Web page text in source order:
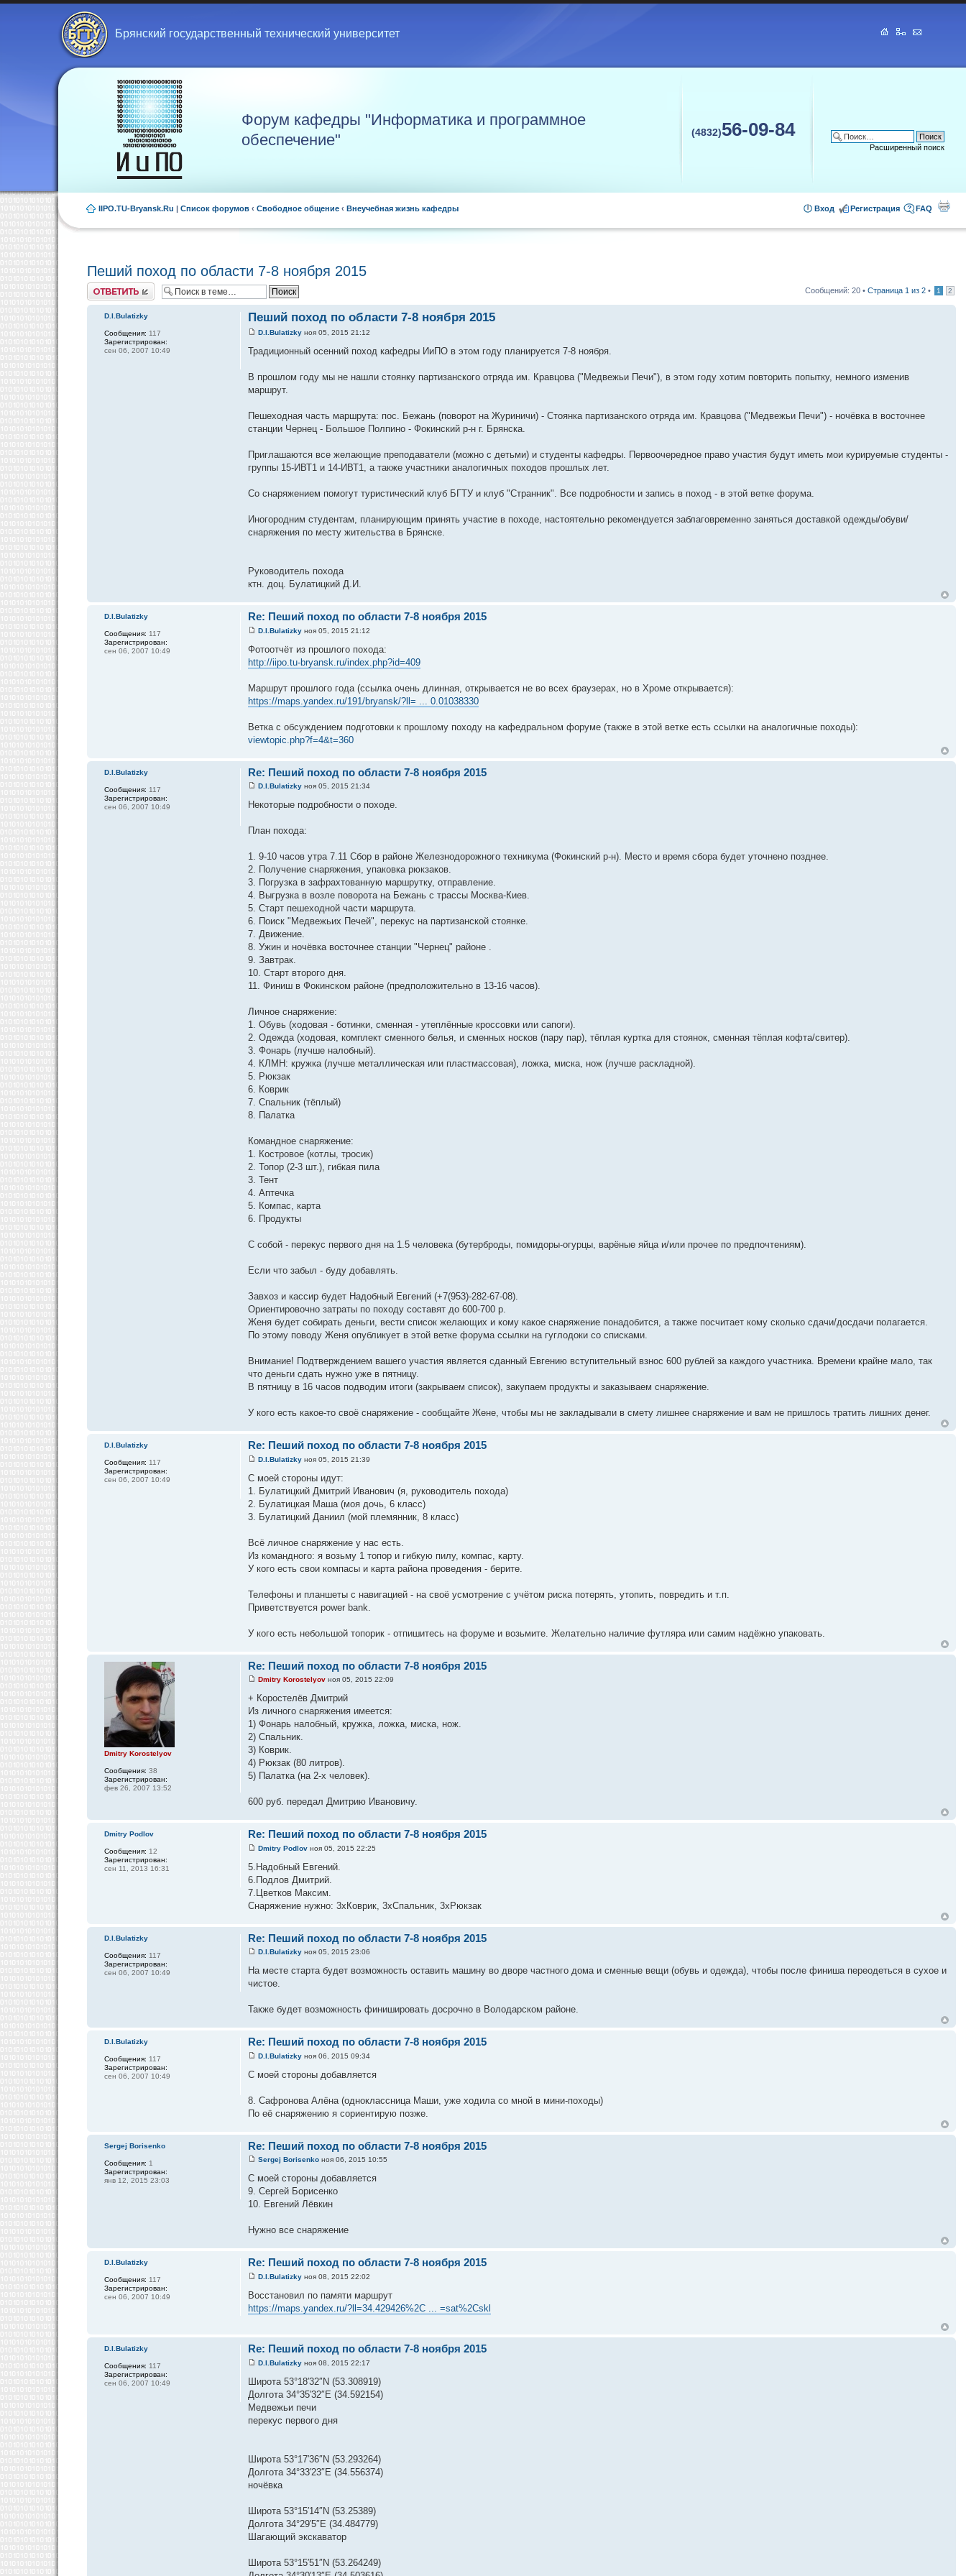
Брянский государственный технический университет
Форум кафедры "Информатика и программное
обеспечение"
(4832)56-09-84
Расширенный поиск
IIPO.TU-Bryansk.Ru | Список форумов ‹ Свободное общение ‹ Внеучебная жизнь кафедры FAQ
Регистрация
Вход
Пеший поход по области 7-8 ноября 2015
Ответить Сообщений: 20 • Страница 1 из 2 • 1 2
Пеший поход по области 7-8 ноября 2015
D.I.Bulatizky ноя 05, 2015 21:12
Традиционный осенний поход кафедры ИиПО в этом году планируется 7-8 ноября.
В прошлом году мы не нашли стоянку партизанского отряда им. Кравцова ("Медвежьи Печи"), в этом году хотим повторить попытку, немного изменив
маршрут.
Пешеходная часть маршрута: пос. Бежань (поворот на Журиничи) - Стоянка партизанского отряда им. Кравцова ("Медвежьи Печи") - ночёвка в восточнее
станции Чернец - Большое Полпино - Фокинский р-н г. Брянска.
Приглашаются все желающие преподаватели (можно с детьми) и студенты кафедры. Первоочередное право участия будут иметь мои курируемые студенты -
группы 15-ИВТ1 и 14-ИВТ1, а также участники аналогичных походов прошлых лет.
Со снаряжением помогут туристический клуб БГТУ и клуб "Странник". Все подробности и запись в поход - в этой ветке форума.
Иногородним студентам, планирующим принять участие в походе, настоятельно рекомендуется заблаговременно заняться доставкой одежды/обуви/
снаряжения по месту жительства в Брянске.
Руководитель похода
ктн. доц. Булатицкий Д.И.
D.I.Bulatizky
Сообщения: 117
Зарегистрирован:
сен 06, 2007 10:49
Re: Пеший поход по области 7-8 ноября 2015
D.I.Bulatizky ноя 05, 2015 21:12
Фотоотчёт из прошлого похода:
http://iipo.tu-bryansk.ru/index.php?id=409
Маршрут прошлого года (ссылка очень длинная, открывается не во всех браузерах, но в Хроме открывается):
https://maps.yandex.ru/191/bryansk/?ll= ... 0.01038330
Ветка с обсуждением подготовки к прошлому походу на кафедральном форуме (также в этой ветке есть ссылки на аналогичные походы):
viewtopic.php?f=4&t=360
D.I.Bulatizky
Сообщения: 117
Зарегистрирован:
сен 06, 2007 10:49
Re: Пеший поход по области 7-8 ноября 2015
D.I.Bulatizky ноя 05, 2015 21:34
Некоторые подробности о походе.
План похода:
1. 9-10 часов утра 7.11 Сбор в районе Железнодорожного техникума (Фокинский р-н). Место и время сбора будет уточнено позднее.
2. Получение снаряжения, упаковка рюкзаков.
3. Погрузка в зафрахтованную маршрутку, отправление.
4. Выгрузка в возле поворота на Бежань с трассы Москва-Киев.
5. Старт пешеходной части маршрута.
6. Поиск "Медвежьих Печей", перекус на партизанской стоянке.
7. Движение.
8. Ужин и ночёвка восточнее станции "Чернец" районе .
9. Завтрак.
10. Старт второго дня.
11. Финиш в Фокинском районе (предположительно в 13-16 часов).
Личное снаряжение:
1. Обувь (ходовая - ботинки, сменная - утеплённые кроссовки или сапоги).
2. Одежда (ходовая, комплект сменного белья, и сменных носков (пару пар), тёплая куртка для стоянок, сменная тёплая кофта/свитер).
3. Фонарь (лучше налобный).
4. КЛМН: кружка (лучше металлическая или пластмассовая), ложка, миска, нож (лучше раскладной).
5. Рюкзак
6. Коврик
7. Спальник (тёплый)
8. Палатка
Командное снаряжение:
1. Костровое (котлы, тросик)
2. Топор (2-3 шт.), гибкая пила
3. Тент
4. Аптечка
5. Компас, карта
6. Продукты
С собой - перекус первого дня на 1.5 человека (бутерброды, помидоры-огурцы, варёные яйца и/или прочее по предпочтениям).
Если что забыл - буду добавлять.
Завхоз и кассир будет Надобный Евгений (+7(953)-282-67-08).
Ориентировочно затраты по походу составят до 600-700 р.
Женя будет собирать деньги, вести список желающих и кому какое снаряжение понадобится, а также посчитает кому сколько сдачи/досдачи полагается.
По этому поводу Женя опубликует в этой ветке форума ссылки на гуглодоки со списками.
Внимание! Подтверждением вашего участия является сданный Евгению вступительный взнос 600 рублей за каждого участника. Времени крайне мало, так
что деньги сдать нужно уже в пятницу.
В пятницу в 16 часов подводим итоги (закрываем список), закупаем продукты и заказываем снаряжение.
У кого есть какое-то своё снаряжение - сообщайте Жене, чтобы мы не закладывали в смету лишнее снаряжение и вам не пришлось тратить лишних денег.
D.I.Bulatizky
Сообщения: 117
Зарегистрирован:
сен 06, 2007 10:49
Re: Пеший поход по области 7-8 ноября 2015
D.I.Bulatizky ноя 05, 2015 21:39
С моей стороны идут:
1. Булатицкий Дмитрий Иванович (я, руководитель похода)
2. Булатицкая Маша (моя дочь, 6 класс)
3. Булатицкий Даниил (мой племянник, 8 класс)
Всё личное снаряжение у нас есть.
Из командного: я возьму 1 топор и гибкую пилу, компас, карту.
У кого есть свои компасы и карта района проведения - берите.
Телефоны и планшеты с навигацией - на своё усмотрение с учётом риска потерять, утопить, повредить и т.п.
Приветствуется power bank.
У кого есть небольшой топорик - отпишитесь на форуме и возьмите. Желательно наличие футляра или самим надёжно упаковать.
D.I.Bulatizky
Сообщения: 117
Зарегистрирован:
сен 06, 2007 10:49
Re: Пеший поход по области 7-8 ноября 2015
Dmitry Korostelyov ноя 05, 2015 22:09
+ Коростелёв Дмитрий
Из личного снаряжения имеется:
1) Фонарь налобный, кружка, ложка, миска, нож.
2) Спальник.
3) Коврик.
4) Рюкзак (80 литров).
5) Палатка (на 2-х человек).
600 руб. передал Дмитрию Ивановичу.
Dmitry Korostelyov
Сообщения: 38
Зарегистрирован:
фев 26, 2007 13:52
Re: Пеший поход по области 7-8 ноября 2015
Dmitry Podlov ноя 05, 2015 22:25
5.Надобный Евгений.
6.Подлов Дмитрий.
7.Цветков Максим.
Снаряжение нужно: 3хКоврик, 3хСпальник, 3хРюкзак
Dmitry Podlov
Сообщения: 12
Зарегистрирован:
сен 11, 2013 16:31
Re: Пеший поход по области 7-8 ноября 2015
D.I.Bulatizky ноя 05, 2015 23:06
На месте старта будет возможность оставить машину во дворе частного дома и сменные вещи (обувь и одежда), чтобы после финиша переодеться в сухое и
чистое.
Также будет возможность финишировать досрочно в Володарском районе.
D.I.Bulatizky
Сообщения: 117
Зарегистрирован:
сен 06, 2007 10:49
Re: Пеший поход по области 7-8 ноября 2015
D.I.Bulatizky ноя 06, 2015 09:34
С моей стороны добавляется
8. Сафронова Алёна (одноклассница Маши, уже ходила со мной в мини-походы)
По её снаряжению я сориентирую позже.
D.I.Bulatizky
Сообщения: 117
Зарегистрирован:
сен 06, 2007 10:49
Re: Пеший поход по области 7-8 ноября 2015
Sergej Borisenko ноя 06, 2015 10:55
С моей стороны добавляется
9. Сергей Борисенко
10. Евгений Лёвкин
Нужно все снаряжение
Sergej Borisenko
Сообщения: 1
Зарегистрирован:
янв 12, 2015 23:03
Re: Пеший поход по области 7-8 ноября 2015
D.I.Bulatizky ноя 08, 2015 22:02
Восстановил по памяти маршрут
https://maps.yandex.ru/?ll=34.429426%2C ... =sat%2Cskl
D.I.Bulatizky
Сообщения: 117
Зарегистрирован:
сен 06, 2007 10:49
Re: Пеший поход по области 7-8 ноября 2015
D.I.Bulatizky ноя 08, 2015 22:17
Широта 53°18′32″N (53.308919)
Долгота 34°35′32″E (34.592154)
Медвежьи печи
перекус первого дня
Широта 53°17′36″N (53.293264)
Долгота 34°33′23″E (34.556374)
ночёвка
Широта 53°15′14″N (53.25389)
Долгота 34°29′5″E (34.484779)
Шагающий экскаватор
Широта 53°15′51″N (53.264249)
D.I.Bulatizky
Сообщения: 117
Зарегистрирован:
сен 06, 2007 10:49